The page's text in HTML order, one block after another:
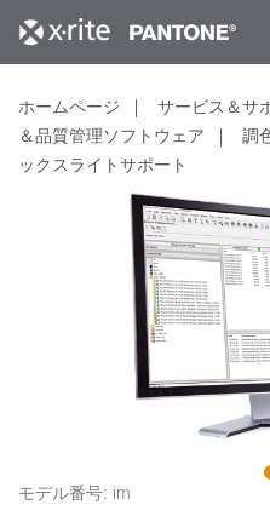
ホームページ サービス＆サ
＆品質管理ソフトウェア
調
ックスライトサポート
モデル番号: im